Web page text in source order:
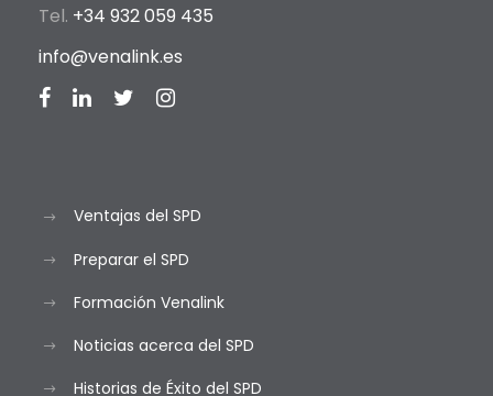
Tel. +34 932 059 435
info@venalink.es
Ventajas del SPD
Preparar el SPD
Formación Venalink
Noticias acerca del SPD
Historias de Éxito del SPD